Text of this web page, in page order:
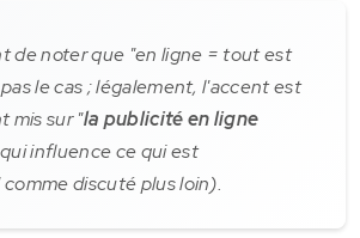
de noter que "en ligne = tout est
le cas ; légalement, l'accent est
mis sur "la publicité en ligne
influence ce qui est
discuté plus loin).